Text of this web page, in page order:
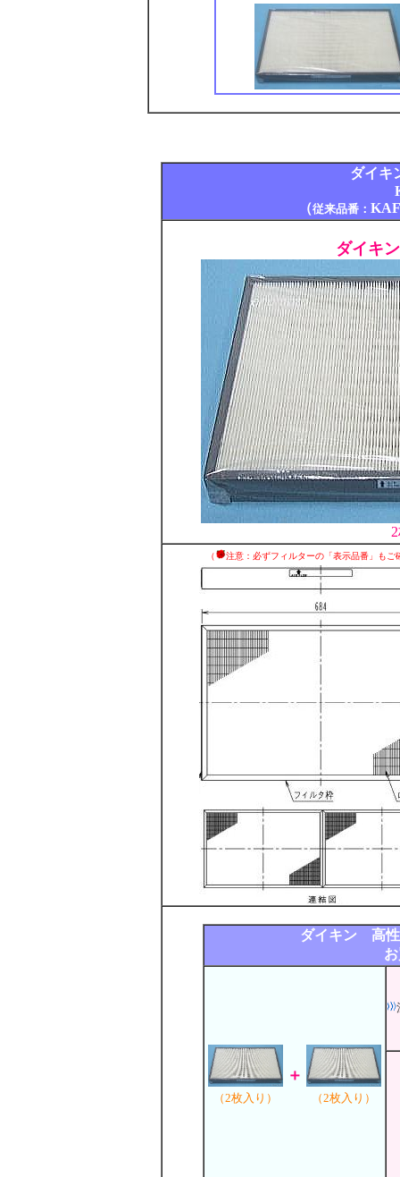
ダイキ
（従来品番：
ダイキ
（ 注意：必ずフィルターの「表示品番」もご
ダイキン 高性
＋
（2枚入り） （2枚入り）